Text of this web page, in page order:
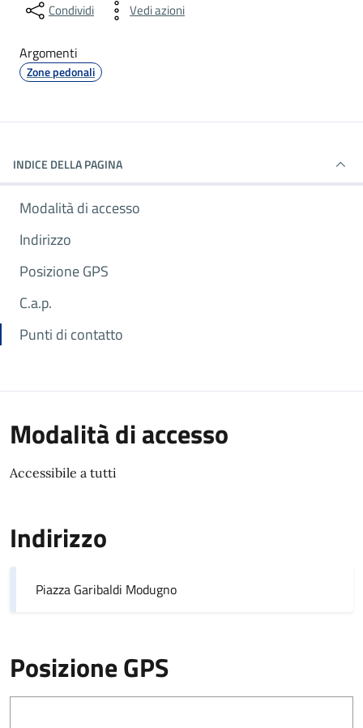
Condividi Vedi azioni
Argomenti
Zone pedonali
INDICE DELLA PAGINA
Modalità di accesso
Indirizzo
Posizione GPS
C.a.p.
Punti di contatto
Modalità di accesso
Accessibile a tutti
Indirizzo
Piazza Garibaldi Modugno
Posizione GPS